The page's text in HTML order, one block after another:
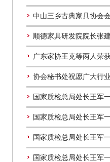
中山三乡古典家具协会
顺德家具研发院院长张
广东家协王克等两人荣
协会秘书处祝愿广大行
国家质检总局处长王军
国家质检总局处长王军
国家质检总局处长王军
国家质检总局处长王军